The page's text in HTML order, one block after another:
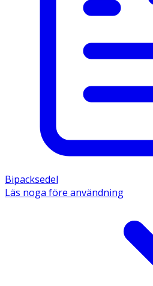
Bipacksedel
Läs noga före användning